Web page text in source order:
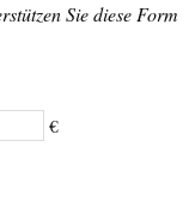
Sie diese Form
€